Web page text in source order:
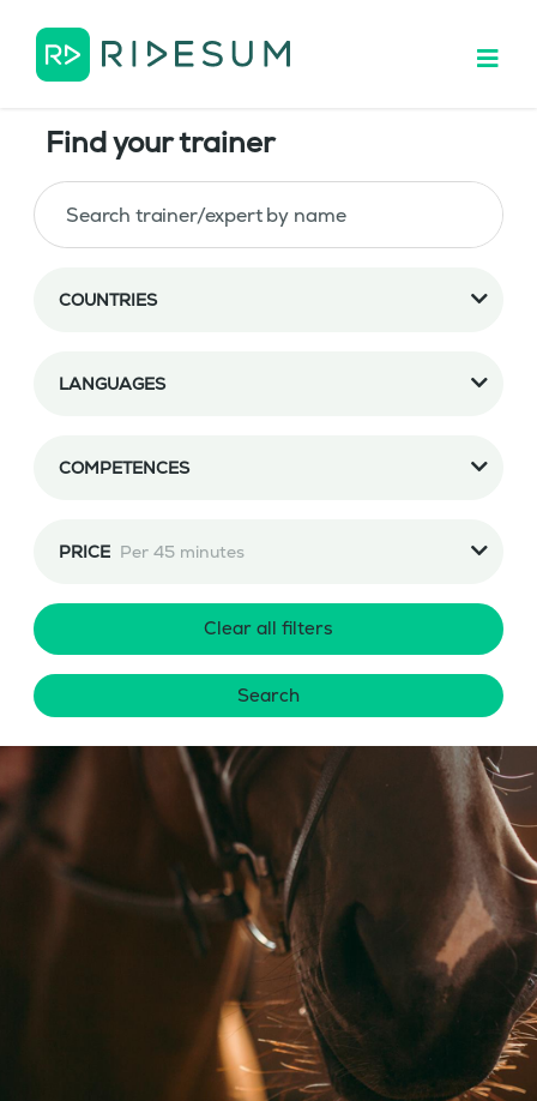
Find your trainer
COUNTRIES
LANGUAGES
COMPETENCES
PRICE Per 45 minutes
Clear all filters
Search